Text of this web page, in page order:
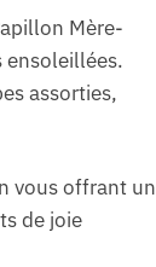
Mère-
ensoleillées.
assorties,
vous offrant un
de joie